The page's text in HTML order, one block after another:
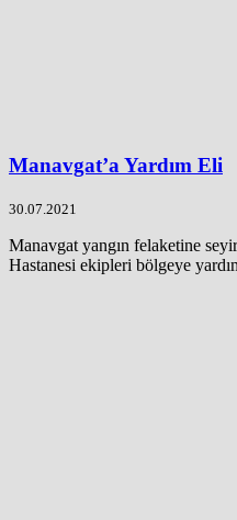
Manavgat’a Yardım Eli
30.07.2021
Manavgat yangın felaketine
Hastanesi ekipleri bölgeye